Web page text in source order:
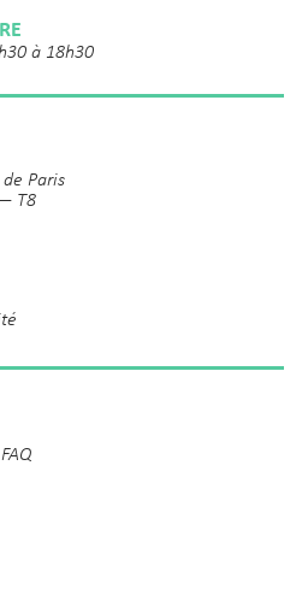
à 18h30
Paris
T8